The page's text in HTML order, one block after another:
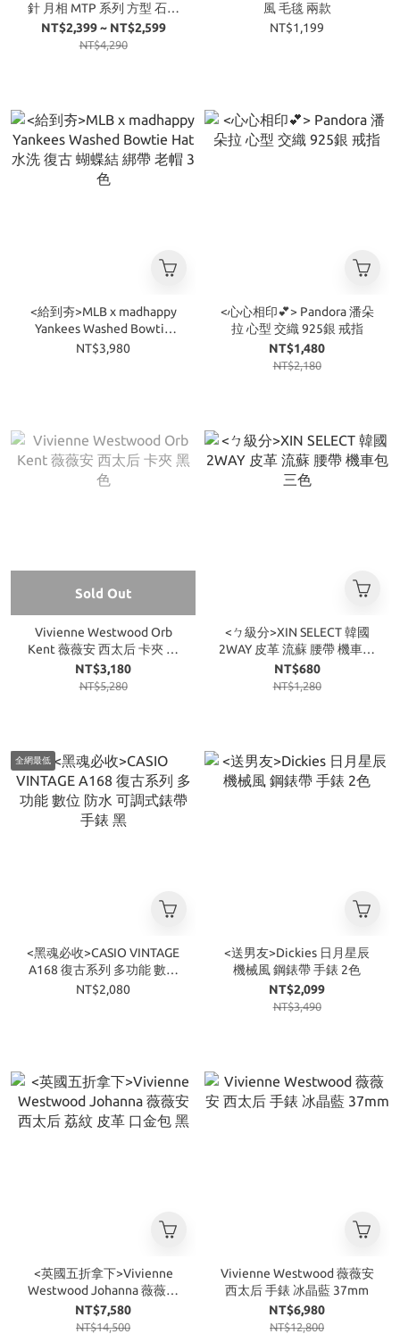
針 月相 MTP 系列 方型 石英
機芯 防水 不銹鋼錶帶 手錶 2
色
NT$2,399 ~ NT$2,599
NT$4,290
風 毛毯 兩款
NT$1,199
<給到夯>MLB x madhappy
Yankees Washed Bowtie
Hat 水洗 復古 蝴蝶結 綁帶
NT$3,980
<心心相印💕> Pandora 潘朵
拉 心型 交織 925銀 戒指
NT$1,480
NT$2,180
Sold Out
Vivienne Westwood Orb
Kent 薇薇安 西太后 卡夾 黑
色
NT$3,180
NT$5,280
<ㄅ級分>XIN SELECT 韓國
2WAY 皮革 流蘇 腰帶 機車包
三色
NT$680
NT$1,280
全網最低
<黑魂必收>CASIO VINTAGE
A168 復古系列 多功能 數位
防水 可調式錶帶 手錶 黑
NT$2,080
<送男友>Dickies 日月星辰
機械風 鋼錶帶 手錶 2色
NT$2,099
NT$3,490
<英國五折拿下>Vivienne
Westwood Johanna 薇薇安
西太后 荔紋 皮革 口金包 黑
NT$7,580
NT$14,500
Vivienne Westwood 薇薇安
西太后 手錶 冰晶藍 37mm
NT$6,980
NT$12,800